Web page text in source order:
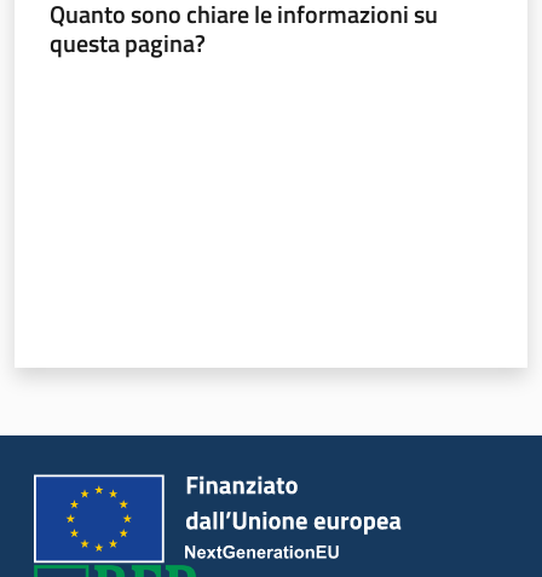
Agricoltura,
caccia e
pesca
Argomenti
Quanto sono chiare le informazioni su
questa pagina?